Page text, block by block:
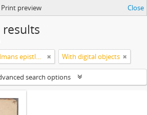
Print preview Close
results
Carl Michael Bellman: Fredmans epistlar och sånger m.fl. Bellman-texter With digital objects
search options